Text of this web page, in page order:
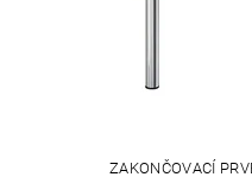
ZAKONČOVACÍ